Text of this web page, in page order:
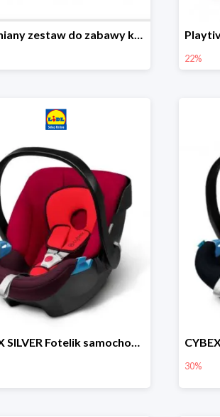
Drewniany zestaw do zabawy kolejką - farma i wiadukt
22%
CYBEX SILVER Fotelik samochodowy
30%